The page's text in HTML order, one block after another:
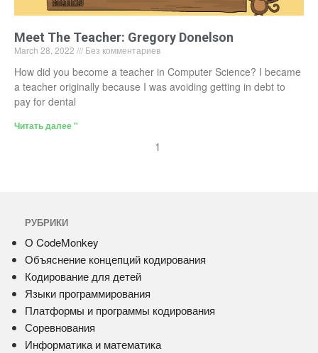
Meet The Teacher: Gregory Donelson
March 28, 2022 Без комментариев
How did you become a teacher in Computer Science? I became
a teacher originally because I was avoiding getting in debt to
pay for dental
Читать далее "
1
РУБРИКИ
О CodeMonkey
Объяснение концепций кодирования
Кодирование для детей
Языки программирования
Платформы и программы кодирования
Соревнования
Информатика и математика